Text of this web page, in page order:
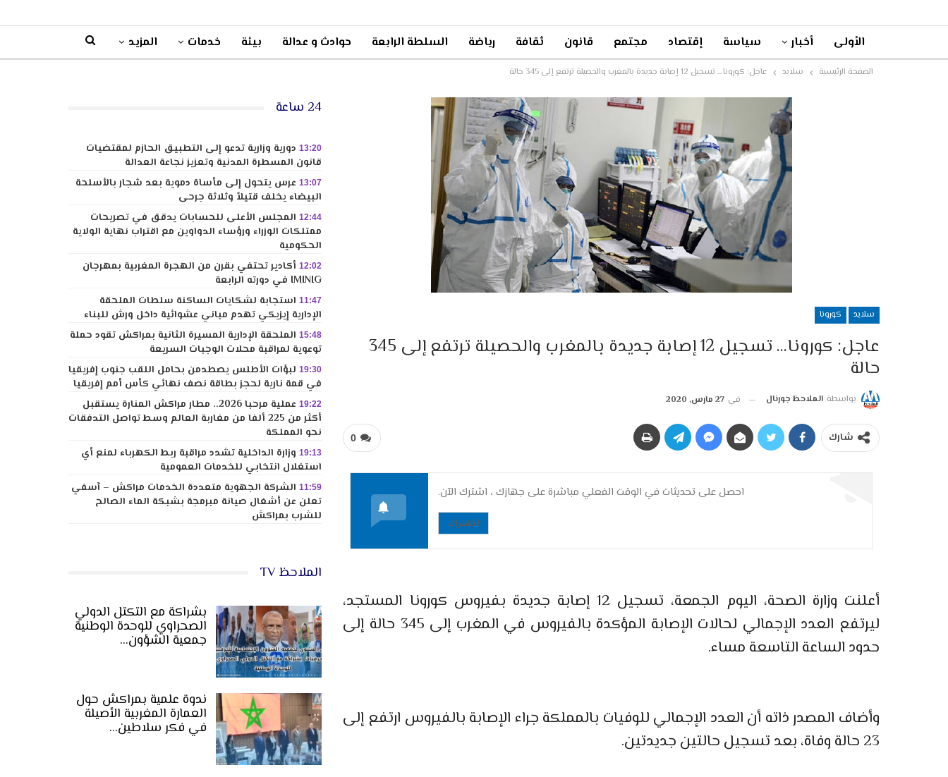
الأولى أخبار سياسة إقتصاد مجتمع قانون ثقافة رياضة السلطة الرابعة حوادث و عدالة بيئة خدمات المزيد
الصفحة الرئيسية سلايد عاجل: كورونا… تسجيل 12 إصابة جديدة بالمغرب والحصيلة ترتفع إلى 345 حالة
سلايد كورونا
عاجل: كورونا… تسجيل 12 إصابة جديدة بالمغرب والحصيلة ترتفع إلى 345
حالة
بواسطة الملاحظ جورنال في 27 مارس, 2020
0 شارك
احصل على تحديثات في الوقت الفعلي مباشرة على جهازك ، اشترك الآن.
الاشتراك
أعلنت وزارة الصحة، اليوم الجمعة، تسجيل 12 إصابة جديدة بفيروس كورونا المستجد،
ليرتفع العدد الإجمالي لحالات الإصابة المؤكدة بالفيروس في المغرب إلى 345 حالة إلى
حدود الساعة التاسعة مساء.
وأضاف المصدر ذاته أن العدد الإجمالي للوفيات بالمملكة جراء الإصابة بالفيروس ارتفع إلى
23 حالة وفاة، بعد تسجيل حالتين جديدتين.
24 ساعة
13:20 دورية وزارية تدعو إلى التطبيق الحازم لمقتضيات
قانون المسطرة المدنية وتعزيز نجاعة العدالة
13:07 عرس يتحول إلى مأساة دموية بعد شجار بالأسلحة
البيضاء يخلف قتيلاً وثلاثة جرحى
12:44 المجلس الأعلى للحسابات يدقق في تصريحات
ممتلكات الوزراء ورؤساء الدواوين مع اقتراب نهاية الولاية
الحكومية
12:02 أكادير تحتفي بقرن من الهجرة المغربية بمهرجان
IMINIG في دورته الرابعة
11:47 استجابة لشكايات الساكنة سلطات الملحقة
الإدارية إيزيكي تهدم مباني عشوائية داخل ورش للبناء
15:48 الملحقة الإدارية المسيرة الثانية بمراكش تقود حملة
توعوية لمراقبة محلات الوجبات السريعة
19:30 لبؤات الأطلس يصطدمن بحامل اللقب جنوب إفريقيا
في قمة نارية لحجز بطاقة نصف نهائي كأس أمم إفريقيا
19:22
عملية مرحبا 2026.. مطار مراكش المنارة يستقبل
أكثر من 225 ألفا من مغاربة العالم وسط تواصل التدفقات
نحو المملكة
19:13 وزارة الداخلية تشدد مراقبة ربط الكهرباء لمنع أي
استغلال انتخابي للخدمات العمومية
11:59 الشركة الجهوية متعددة الخدمات مراكش – آسفي
تعلن عن أشغال صيانة مبرمجة بشبكة الماء الصالح
للشرب بمراكش
الملاحظ TV
بشراكة مع التكتل الدولي
الصحراوي للوحدة الوطنية
جمعية الشؤون…
ندوة علمية بمراكش حول
العمارة المغربية الأصيلة
في فكر سلاطين…